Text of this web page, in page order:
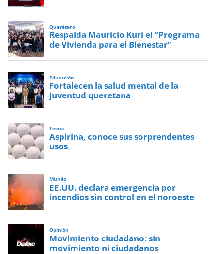
Querétaro
Respalda Mauricio Kuri el “Programa
de Vivienda para el Bienestar”
Educación
Fortalecen la salud mental de la
juventud queretana
Tecno
Aspirina, conoce sus sorprendentes
usos
Mundo
EE.UU. declara emergencia por
incendios sin control en el noroeste
Opinión
Movimiento ciudadano: sin
movimiento ni ciudadanos